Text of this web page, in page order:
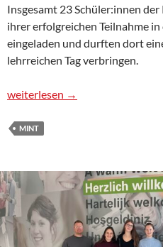
Insgesamt 23 Schüler:innen
ihrer erfolgreichen Teilnahme
eingeladen und durften dort
lehrreichen Tag verbringen.
Regionaltag des Wettbewerbs
weiterlesen →
MINT